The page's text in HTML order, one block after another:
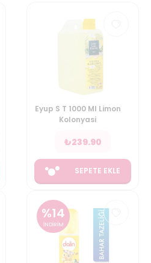
Eyup S T 1000 Ml Limon
Kolonyasi
₺239.90
SEPETE EKLE
%14
İNDİRİM